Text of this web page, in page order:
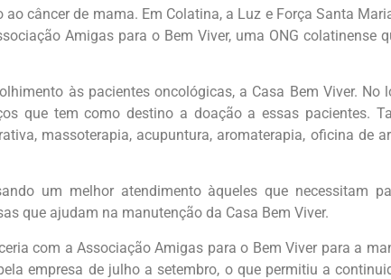
câncer de mama. Em Colatina, a Luz e Força Santa
Amigas para o Bem Viver, uma ONG colatinense
às pacientes oncológicas, a Casa Bem Viver. No
que tem como destino a doação a essas pacientes.
massoterapia, acupuntura, aromaterapia, oficina de
um melhor atendimento àqueles que necessitam
que ajudam na manutenção da Casa Bem Viver.
com a Associação Amigas para o Bem Viver para a
empresa de julho a setembro, o que permitiu a